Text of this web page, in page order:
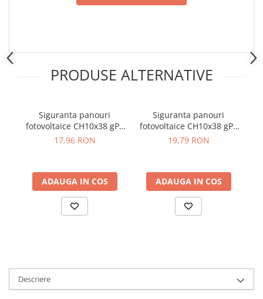
PRODUSE ALTERNATIVE
Siguranta panouri
fotovoltaice CH10x38 gPV
16A/1000V DC - ETI
17,96 RON
ADAUGA IN COS
Siguranta panouri
fotovoltaice CH10x38 gPV
15A/1000V DC ETI
19,79 RON
ADAUGA IN COS
Descriere